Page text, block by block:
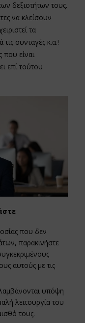
δεξιοτήτων τους.
να κλείσουν
τα
συνταγές κ.α.!
που είναι
επί τούτου
που δεν
παρακινήστε
αυτούς με τις
υπόψη
λειτουργία του
τους.